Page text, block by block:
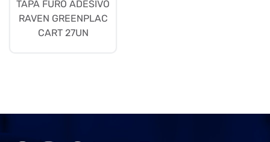
TAPA FURO ADESIVO
RAVEN GREENPLAC
CART 27UN